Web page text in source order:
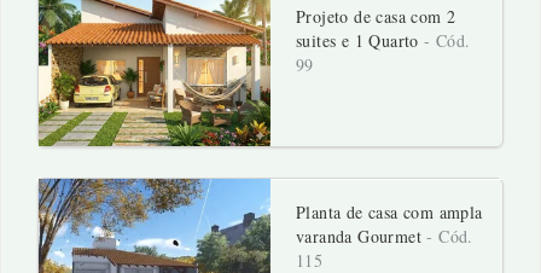
Projeto de casa com 2
suites e 1 Quarto- Cód.
99
Planta de casa com ampla
varanda Gourmet- Cód.
115